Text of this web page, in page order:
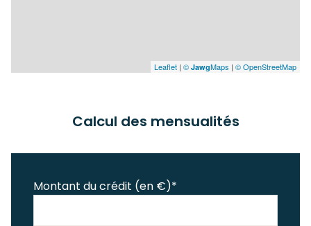
Leaflet | © JawgMaps | © OpenStreetMap
Calcul des mensualités
Montant du crédit (en €)*